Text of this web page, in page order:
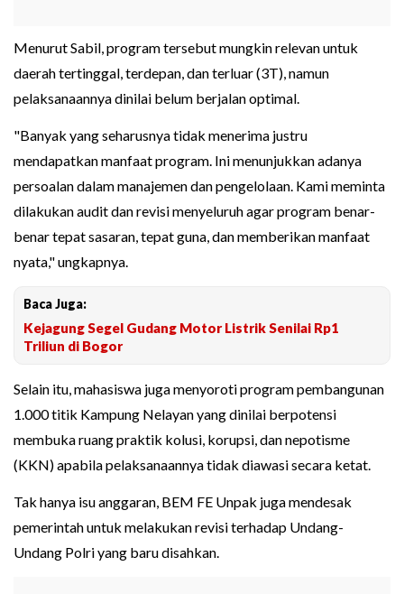
Menurut Sabil, program tersebut mungkin relevan untuk
daerah tertinggal, terdepan, dan terluar (3T), namun
pelaksanaannya dinilai belum berjalan optimal.
"Banyak yang seharusnya tidak menerima justru
mendapatkan manfaat program. Ini menunjukkan adanya
persoalan dalam manajemen dan pengelolaan. Kami meminta
dilakukan audit dan revisi menyeluruh agar program benar-
benar tepat sasaran, tepat guna, dan memberikan manfaat
nyata," ungkapnya.
Baca Juga:
Kejagung Segel Gudang Motor Listrik Senilai Rp1
Triliun di Bogor
Selain itu, mahasiswa juga menyoroti program pembangunan
1.000 titik Kampung Nelayan yang dinilai berpotensi
membuka ruang praktik kolusi, korupsi, dan nepotisme
(KKN) apabila pelaksanaannya tidak diawasi secara ketat.
Tak hanya isu anggaran, BEM FE Unpak juga mendesak
pemerintah untuk melakukan revisi terhadap Undang-
Undang Polri yang baru disahkan.